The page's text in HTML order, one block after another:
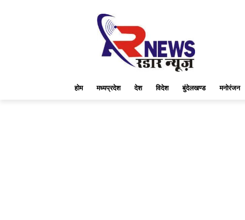
होम मध्यप्रदेश देश विदेश बुंदेलखण्ड मनोरंजन